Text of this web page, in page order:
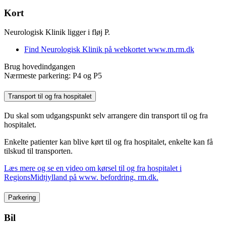
Kort
Neurologisk Klinik ligger i fløj P.
Find Neurologisk Klinik på webkortet www.m.rm.dk
Brug hovedindgangen
Nærmeste parkering: P4 og P5
Transport til og fra hospitalet
Du skal som udgangspunkt selv arrangere din transport til og fra
hospitalet.
Enkelte patienter kan blive kørt til og fra hospitalet, enkelte kan få
tilskud til transporten.
Læs mere og se en video om kørsel til og fra hospitalet i
RegionsMidtjylland på www. befordring. rm.dk.
Parkering
Bil